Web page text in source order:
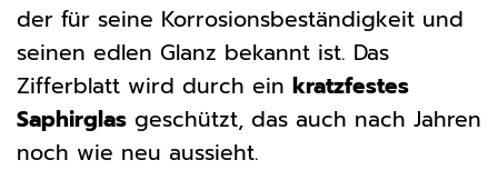
der für seine Korrosionsbeständigkeit und
seinen edlen Glanz bekannt ist. Das
Zifferblatt wird durch ein kratzfestes
Saphirglas geschützt, das auch nach Jahren
noch wie neu aussieht.